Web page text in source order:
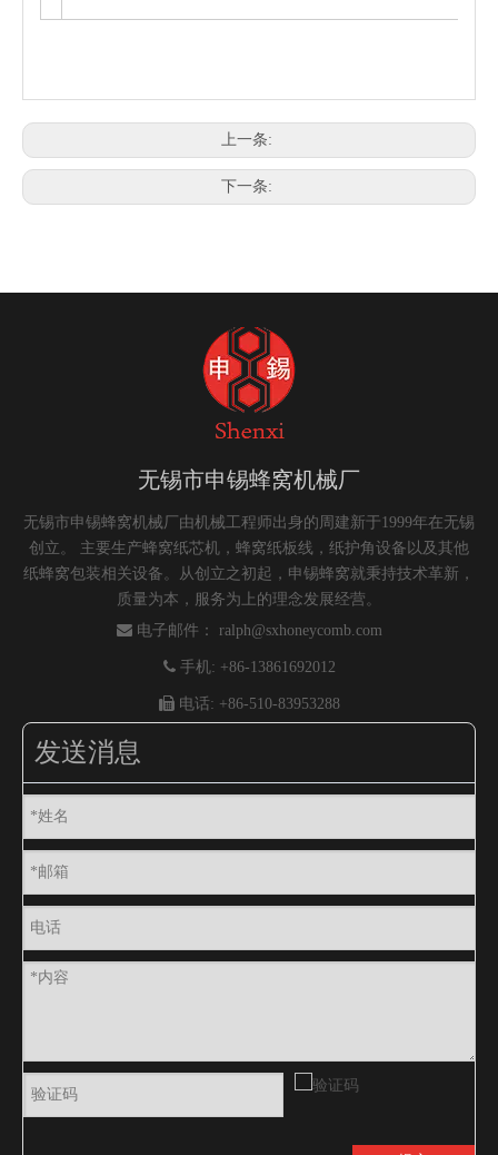
上一条:
下一条:
无锡市申锡蜂窝机械厂
无锡市申锡蜂窝机械厂由机械工程师出身的周建新于1999年在无锡
创立。 主要生产蜂窝纸芯机，蜂窝纸板线，纸护角设备以及其他
纸蜂窝包装相关设备。从创立之初起，申锡蜂窝就秉持技术革新，
质量为本，服务为上的理念发展经营。
电子邮件： ralph@sxhoneycomb.com
 手机: +86-13861692012
电话: +86-510-83953288
发送消息